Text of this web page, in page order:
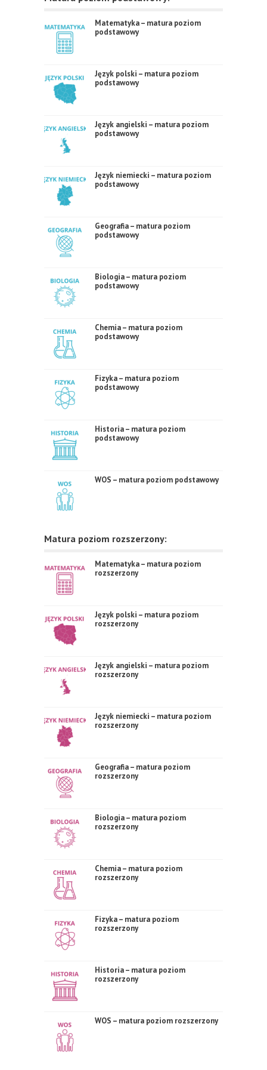
Matematyka – matura poziom
podstawowy
Język polski – matura poziom
podstawowy
Język angielski – matura poziom
podstawowy
Język niemiecki – matura poziom
podstawowy
Geografia – matura poziom
podstawowy
Biologia – matura poziom
podstawowy
Chemia – matura poziom
podstawowy
Fizyka – matura poziom
podstawowy
Historia – matura poziom
podstawowy
WOS – matura poziom podstawowy
Matura poziom rozszerzony:
Matematyka – matura poziom
rozszerzony
Język polski – matura poziom
rozszerzony
Język angielski – matura poziom
rozszerzony
Język niemiecki – matura poziom
rozszerzony
Geografia – matura poziom
rozszerzony
Biologia – matura poziom
rozszerzony
Chemia – matura poziom
rozszerzony
Fizyka – matura poziom
rozszerzony
Historia – matura poziom
rozszerzony
WOS – matura poziom rozszerzony